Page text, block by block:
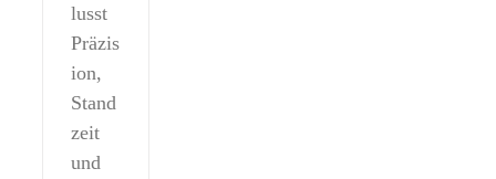
lusst
Präzis
ion,
Stand
zeit
und